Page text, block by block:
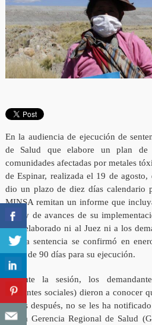
En la audiencia de ejecución de
de Salud que elabore un plan de
comunidades afectadas por metales
de Espinar, realizada el 19 de
dio un plazo de diez días calendario
MINSA remitan un informe que
plan y de avances de su
plan elaborado ni al Juez ni a los
que la sentencia se confirmó en
plazo de 90 días para su ejecución.
Durante la sesión, los
dirigentes sociales) dieron a conocer
meses después, no se les ha
por la Gerencia Regional de Salud